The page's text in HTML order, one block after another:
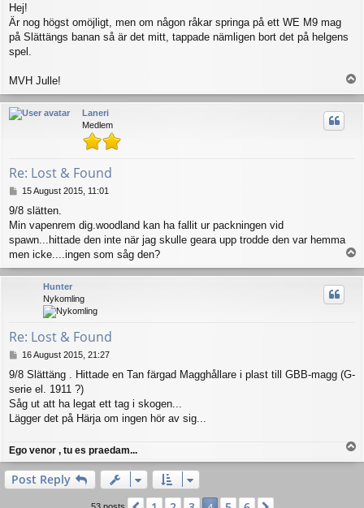
s
t
Hej!
Är nog högst omöjligt, men om någon råkar springa på ett WE M9 mag
på Slättängs banan så är det mitt, tappade nämligen bort det på helgens
spel.
MVH Julle!
o
p
Laneri
Medlem
Re: Lost & Found
P
s
t
15 August 2015, 11:01
9/8 slätten.
Min vapenrem dig.woodland kan ha fallit ur packningen vid
spawn...hittade den inte när jag skulle geara upp trodde den var hemma
men icke....ingen som såg den?
o
p
Hunter
Nykomling
Re: Lost & Found
P
s
t
16 August 2015, 21:27
9/8 Slättäng . Hittade en Tan färgad Magghållare i plast till GBB-magg (G-
serie el. 1911 ?)
Såg ut att ha legat ett tag i skogen...
Lägger det på Härja om ingen hör av sig...
Ego venor , tu es praedam...
o
Post Reply